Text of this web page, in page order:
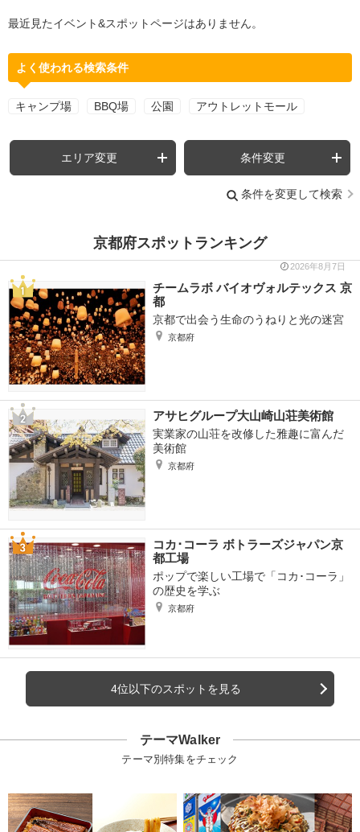
最近見たイベント&スポットページはありません。
よく使われる検索条件
キャンプ場 BBQ場 公園 アウトレットモール
エリア変更 条件変更
条件を変更して検索
京都府スポットランキング
2026年8月7日
チームラボ バイオヴォルテックス 京
都
京都で出会う生命のうねりと光の迷宮
京都府
アサヒグループ大山崎山荘美術館
実業家の山荘を改修した雅趣に富んだ
美術館
京都府
コカ･コーラ ボトラーズジャパン京
都工場
ポップで楽しい工場で「コカ･コーラ」
の歴史を学ぶ
京都府
4位以下のスポットを見る
テーマWalker
テーマ別特集をチェック